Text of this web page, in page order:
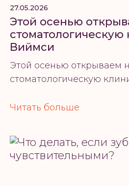
27.05.2026
Этой осенью
стоматологическую
Виймси
Этой осенью открываем
стоматологическую
Читать больше